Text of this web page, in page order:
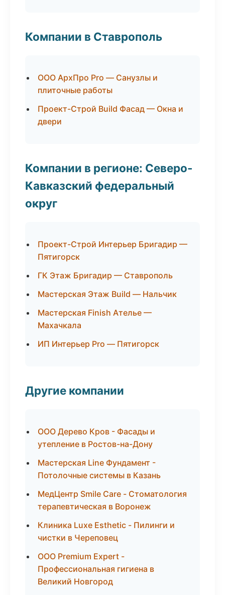
Компании в Ставрополь
ООО АрхПро Pro — Санузлы и
плиточные работы
Проект-Строй Build Фасад — Окна и
двери
Компании в регионе: Северо-
Кавказский федеральный
округ
Проект-Строй Интерьер Бригадир —
Пятигорск
ГК Этаж Бригадир — Ставрополь
Мастерская Этаж Build — Нальчик
Мастерская Finish Ателье —
Махачкала
ИП Интерьер Pro — Пятигорск
Другие компании
ООО Дерево Кров - Фасады и
утепление в Ростов-на-Дону
Мастерская Line Фундамент -
Потолочные системы в Казань
МедЦентр Smile Care - Стоматология
терапевтическая в Воронеж
Клиника Luxe Esthetic - Пилинги и
чистки в Череповец
ООО Premium Expert -
Профессиональная гигиена в
Великий Новгород